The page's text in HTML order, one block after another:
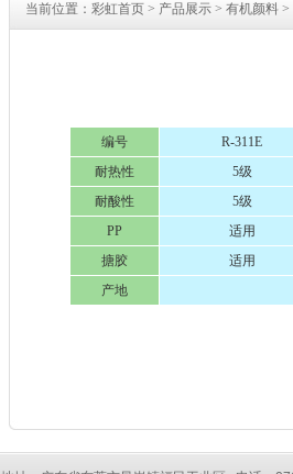
当前位置：彩虹首页 > 产品展示 > 有机颜料 >
编号
R-311E
耐热性
5级
耐酸性
5级
PP
适用
搪胶
适用
产地